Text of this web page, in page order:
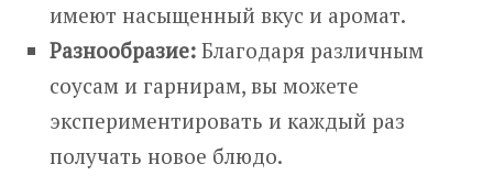
имеют насыщенный вкус и аромат.
Разнообразие: Благодаря различным
соусам и гарнирам, вы можете
экспериментировать и каждый раз
получать новое блюдо.